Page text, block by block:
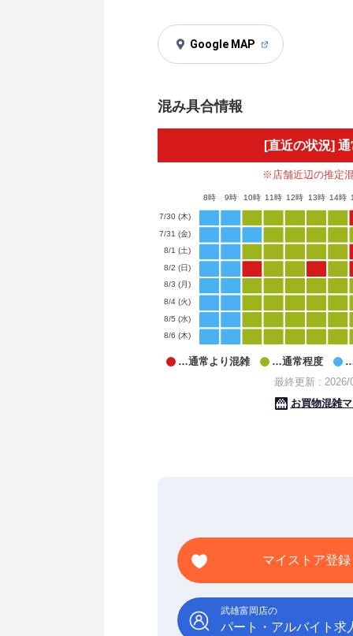
Google MAP
混み具合情報
マイストア登録
武雄富岡店の
パート・アルバイト求